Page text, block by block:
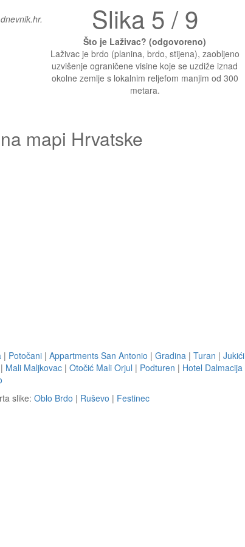
Slika 5 / 9
Što je Laživac? (odgovoreno)
Laživac je brdo (planina, brdo, stijena), zaobljeno
uzvišenje ograničene visine koje se uzdiže iznad
okolne zemlje s lokalnim reljefom manjim od 300
metara.
mapi Hrvatske
| Potočani | Appartments San Antonio | Gradina | Turan | Jukići
| Mali Maljkovac | Otočić Mali Orjul | Podturen | Hotel Dalmacija
slike: Oblo Brdo | Ruševo | Festinec